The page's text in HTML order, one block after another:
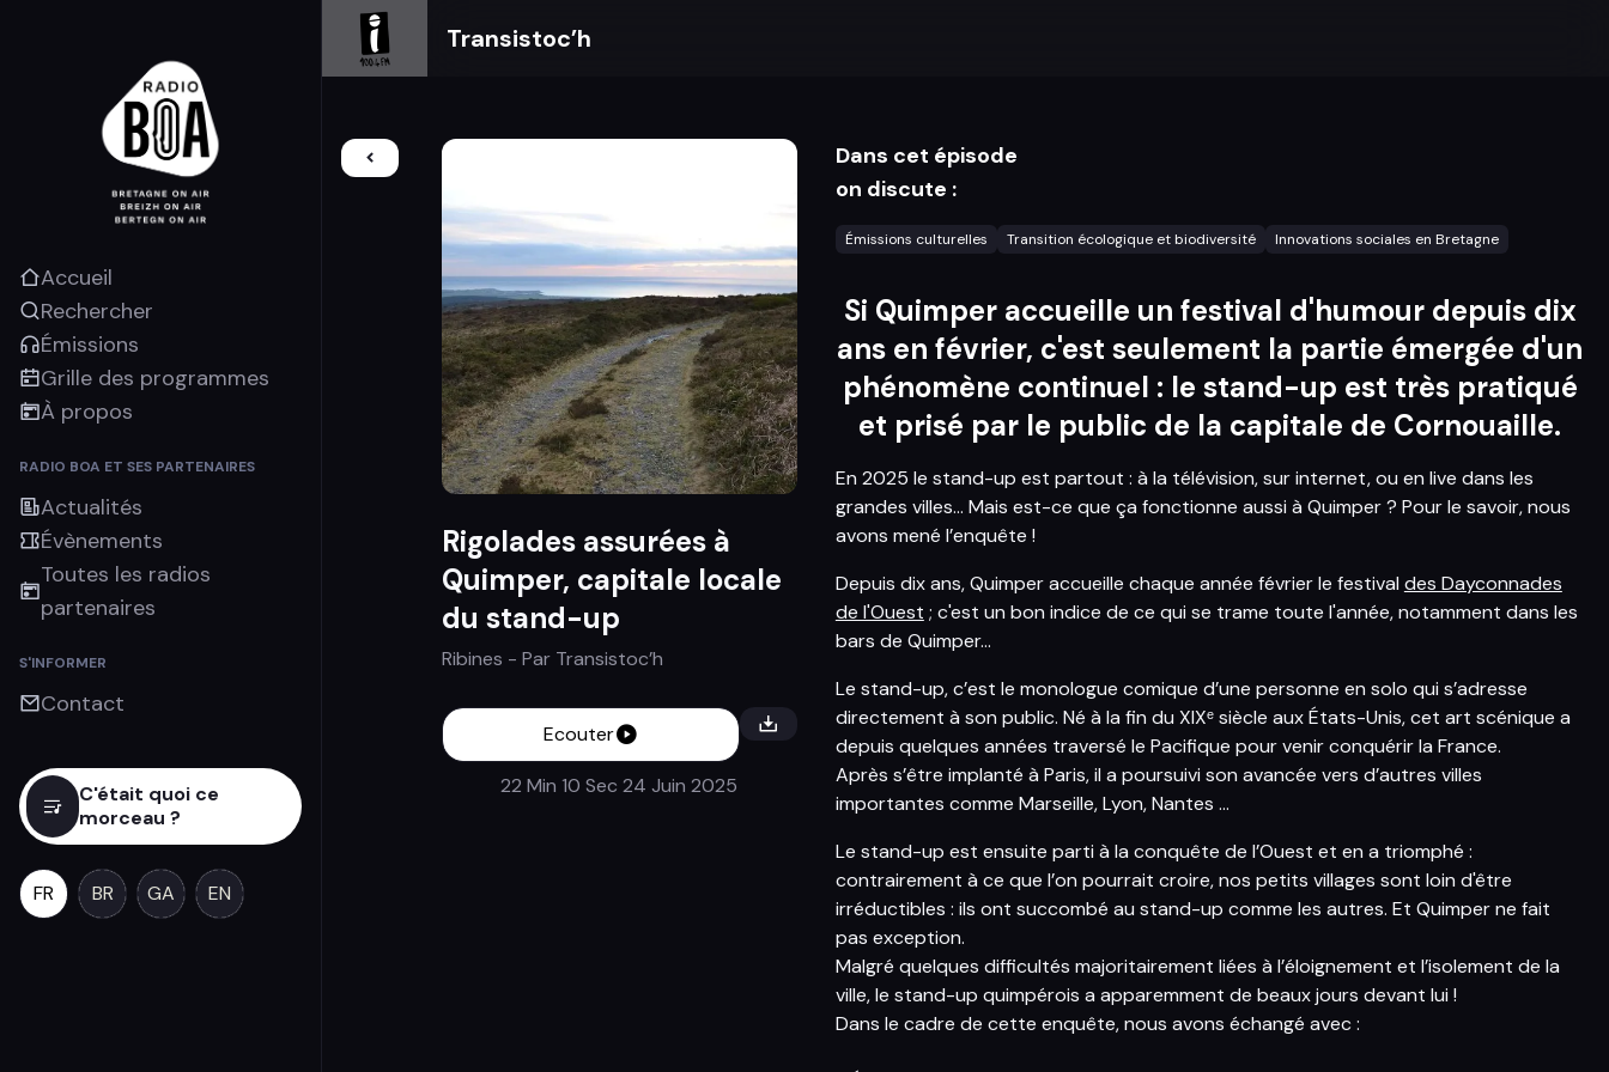
Accueil
Rechercher
Émissions
Grille des programmes
À propos
RADIO BOA ET SES PARTENAIRES
Actualités
Évènements
Toutes les radios
partenaires
S'INFORMER
Contact
C'était quoi ce
morceau ?
FR BR GA EN
Transistoc’h
Rigolades assurées à
Quimper, capitale locale
du stand-up
Ribines - Par Transistoc’h
Ecouter
22 Min 10 Sec 24 Juin 2025
Dans cet épisode
on discute :
Émissions culturelles Transition écologique et biodiversité Innovations sociales en Bretagne
Si Quimper accueille un festival d'humour depuis dix
ans en février, c'est seulement la partie émergée d'un
phénomène continuel : le stand-up est très pratiqué
et prisé par le public de la capitale de Cornouaille.
En 2025 le stand-up est partout : à la télévision, sur internet, ou en live dans les
grandes villes... Mais est-ce que ça fonctionne aussi à Quimper ? Pour le savoir, nous
avons mené l’enquête !
Depuis dix ans, Quimper accueille chaque année février le festival des Dayconnades
de l'Ouest ; c'est un bon indice de ce qui se trame toute l'année, notamment dans les
bars de Quimper...
Le stand-up, c’est le monologue comique d’une personne en solo qui s’adresse
directement à son public. Né à la fin du XIXᵉ siècle aux États-Unis, cet art scénique a
depuis quelques années traversé le Pacifique pour venir conquérir la France.
Après s’être implanté à Paris, il a poursuivi son avancée vers d’autres villes
importantes comme Marseille, Lyon, Nantes …
Le stand-up est ensuite parti à la conquête de l’Ouest et en a triomphé :
contrairement à ce que l’on pourrait croire, nos petits villages sont loin d'être
irréductibles : ils ont succombé au stand-up comme les autres. Et Quimper ne fait
pas exception.
Malgré quelques difficultés majoritairement liées à l’éloignement et l’isolement de la
ville, le stand-up quimpérois a apparemment de beaux jours devant lui !
Dans le cadre de cette enquête, nous avons échangé avec :